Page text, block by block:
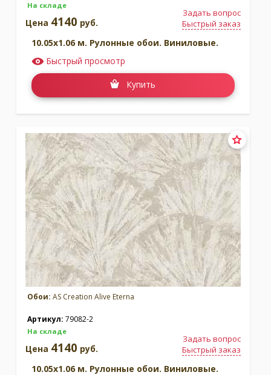
На складе
Задать вопрос
Быстрый заказ
Цена 4140 руб.
10.05x1.06 м. Рулонные обои. Виниловые.
Быстрый просмотр
Купить
Обои: AS Creation Alive Eterna
Артикул: 79082-2
На складе
Задать вопрос
Быстрый заказ
Цена 4140 руб.
10.05x1.06 м. Рулонные обои. Виниловые.